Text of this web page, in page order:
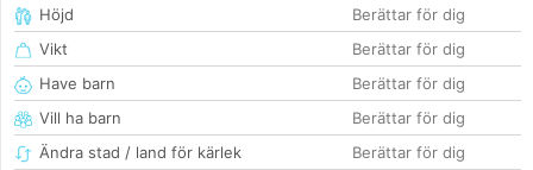
Höjd
Berättar för dig
Vikt
Berättar för dig
Have barn
Berättar för dig
Vill ha barn
Berättar för dig
Ändra stad / land för kärlek
Berättar för dig